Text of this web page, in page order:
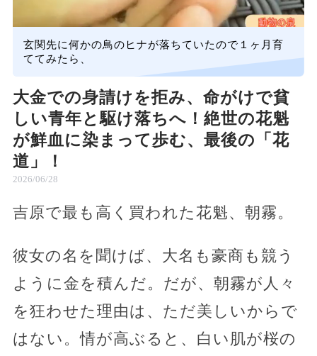
玄関先に何かの鳥のヒナが落ちていたので１ヶ月育
ててみたら、
大金での身請けを拒み、命がけで貧
しい青年と駆け落ちへ！絶世の花魁
が鮮血に染まって歩む、最後の「花
道」！
2026/06/28
吉原で最も高く買われた花魁、朝霧。
彼女の名を聞けば、大名も豪商も競う
ように金を積んだ。だが、朝霧が人々
を狂わせた理由は、ただ美しいからで
はない。情が高ぶると、白い肌が桜の